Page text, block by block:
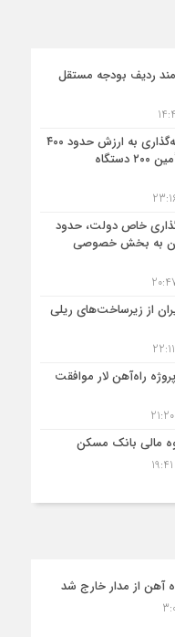
ردیف بودجه مستقل
امضای قرارداد سرمایه‌گذاری به ارزش حدود ۴۰۰
میلیون یورو برای تأمین ۲۰۰ دستگاه
خاص دولت، حدود
تومان به بخش خصوصی
از زیرساخت‌های ریلی
راه‌آهن لار موافقت
مالی بانک مسکن